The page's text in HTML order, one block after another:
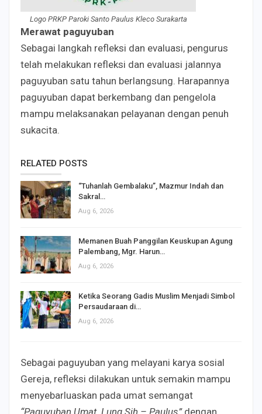
Logo PRKP Paroki Santo Paulus Kleco Surakarta
Merawat paguyuban
Sebagai langkah refleksi dan evaluasi, pengurus
telah melakukan refleksi dan evaluasi jalannya
paguyuban satu tahun berlangsung. Harapannya
paguyuban dapat berkembang dan pengelola
mampu melaksanakan pelayanan dengan penuh
sukacita.
RELATED POSTS
“Tuhanlah Gembalaku”, Mazmur Indah dan
Sakral…
Aug 6, 2026
Memanen Buah Panggilan Keuskupan Agung
Palembang, Mgr. Harun…
Aug 6, 2026
Ketika Seorang Gadis Muslim Menjadi Simbol
Persaudaraan di…
Aug 6, 2026
Sebagai paguyuban yang melayani karya sosial
Gereja, refleksi dilakukan untuk semakin mampu
menyebarluaskan pada umat semangat